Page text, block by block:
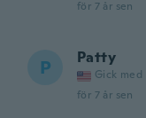
för 7 år sen
P Patty
Gick med
för 7 år sen